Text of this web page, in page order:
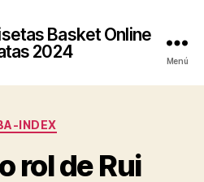
Basket Online
2024
Menú
Categorías
INDEX
rol de Rui